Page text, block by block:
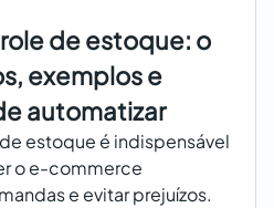
de estoque: o
exemplos e
automatizar
estoque é indispensável
o e-commerce
e evitar prejuízos.